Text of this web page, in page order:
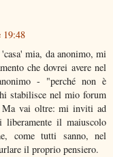
19:48
mia, da anonimo, mi
che dovrei avere nel
- "perché non è
stabilisce nel mio forum
Ma vai oltre: mi inviti ad
liberamente il maiuscolo
come tutti sanno, nel
il proprio pensiero.